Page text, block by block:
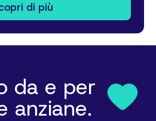
di più
da e per
anziane.